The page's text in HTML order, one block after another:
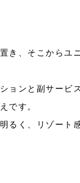
き、そこからユ
ョンと副サービ
です。
るく、リゾート